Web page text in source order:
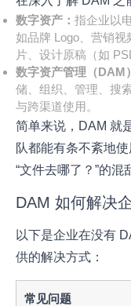
数字资产：指企业以
如品牌 Logo、营销视
片、设计原稿（如
数字资产管理（DAM
储、组织、管理、搜
与跨渠道使用。
简单来说，DAM 就
队都能有条不紊地
“文件去哪了？”的混
DAM 如何解决
以下是企业在没有
供的解决方式：
常见问题